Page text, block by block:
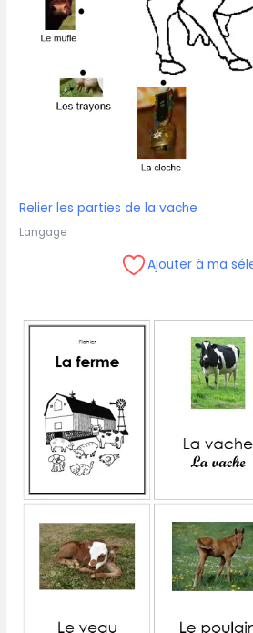
Relier les parties de la vache
Langage
Ajouter à ma